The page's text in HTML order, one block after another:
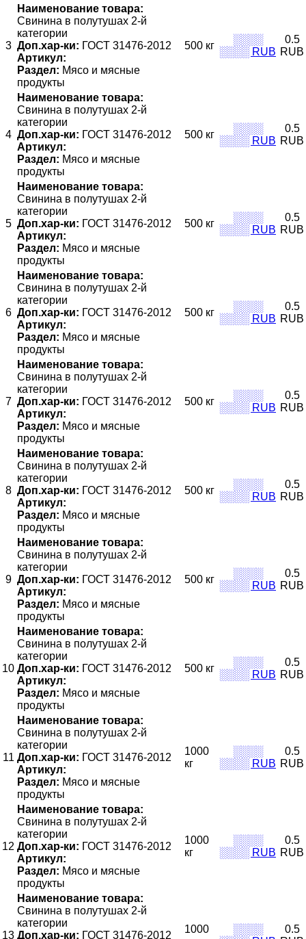
3
Наименование товара:
Свинина в полутушах 2-й
категории
Доп.хар-ки: ГОСТ 31476-2012
Артикул:
Раздел: Мясо и мясные
продукты
500 кг
░░░░
░░░░ RUB
0.5
RUB
4
Наименование товара:
Свинина в полутушах 2-й
категории
Доп.хар-ки: ГОСТ 31476-2012
Артикул:
Раздел: Мясо и мясные
продукты
500 кг
░░░░
░░░░ RUB
0.5
RUB
5
Наименование товара:
Свинина в полутушах 2-й
категории
Доп.хар-ки: ГОСТ 31476-2012
Артикул:
Раздел: Мясо и мясные
продукты
500 кг
░░░░
░░░░ RUB
0.5
RUB
6
Наименование товара:
Свинина в полутушах 2-й
категории
Доп.хар-ки: ГОСТ 31476-2012
Артикул:
Раздел: Мясо и мясные
продукты
500 кг
░░░░
░░░░ RUB
0.5
RUB
7
Наименование товара:
Свинина в полутушах 2-й
категории
Доп.хар-ки: ГОСТ 31476-2012
Артикул:
Раздел: Мясо и мясные
продукты
500 кг
░░░░
░░░░ RUB
0.5
RUB
8
Наименование товара:
Свинина в полутушах 2-й
категории
Доп.хар-ки: ГОСТ 31476-2012
Артикул:
Раздел: Мясо и мясные
продукты
500 кг
░░░░
░░░░ RUB
0.5
RUB
9
Наименование товара:
Свинина в полутушах 2-й
категории
Доп.хар-ки: ГОСТ 31476-2012
Артикул:
Раздел: Мясо и мясные
продукты
500 кг
░░░░
░░░░ RUB
0.5
RUB
10
Наименование товара:
Свинина в полутушах 2-й
категории
Доп.хар-ки: ГОСТ 31476-2012
Артикул:
Раздел: Мясо и мясные
продукты
500 кг
░░░░
░░░░ RUB
0.5
RUB
11
Наименование товара:
Свинина в полутушах 2-й
категории
Доп.хар-ки: ГОСТ 31476-2012
Артикул:
Раздел: Мясо и мясные
продукты
1000
кг
░░░░
░░░░ RUB
0.5
RUB
12
Наименование товара:
Свинина в полутушах 2-й
категории
Доп.хар-ки: ГОСТ 31476-2012
Артикул:
Раздел: Мясо и мясные
продукты
1000
кг
░░░░
░░░░ RUB
0.5
RUB
13
Наименование товара:
Свинина в полутушах 2-й
категории
Доп.хар-ки: ГОСТ 31476-2012
1000
░░░░
0.5